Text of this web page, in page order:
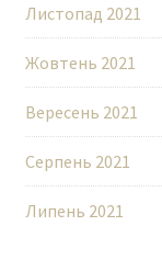
Листопад 2021
Жовтень 2021
Вересень 2021
Серпень 2021
Липень 2021